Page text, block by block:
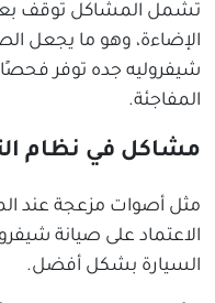
تشمل المشاكل توقف
الإضاءة، وهو ما يجعل
شيفروليه جده توفر
المفاجئة.
مشاكل في نظام
مثل أصوات مزعجة عند
الاعتماد على صيانة
السيارة بشكل أفضل.